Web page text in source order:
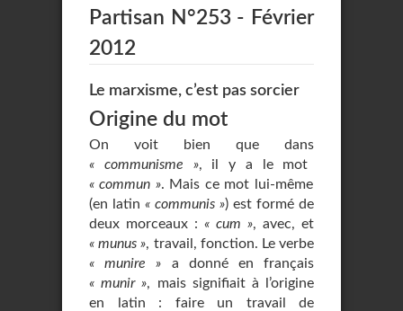
Partisan N°253 - Février
2012
Le marxisme, c’est pas sorcier
Origine du mot
On voit bien que dans
« communisme », il y a le mot
« commun ». Mais ce mot lui-même
(en latin « communis ») est formé de
deux morceaux : « cum », avec, et
« munus », travail, fonction. Le verbe
« munire » a donné en français
« munir », mais signifiait à l’origine
en latin : faire un travail de